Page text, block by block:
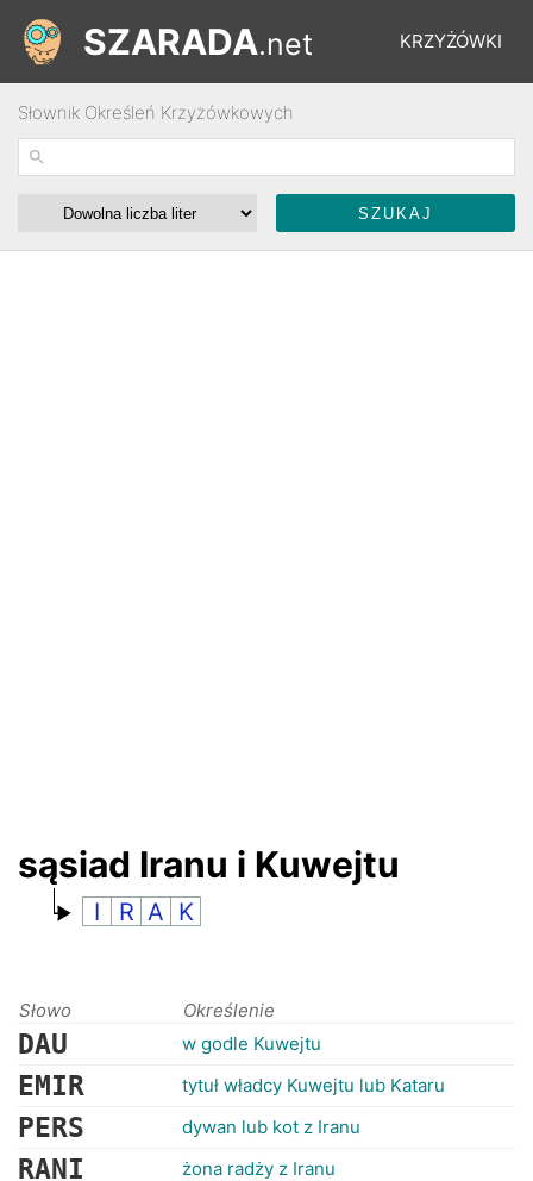
KRZYŻÓWKI
ŁAMIGŁÓWKI
SZARADA.net
Słownik Określeń Krzyżówkowych
sąsiad Iranu i Kuwejtu
I R A K
Słowo Określenie
DAU w godle Kuwejtu
EMIR tytuł władcy Kuwejtu lub Kataru
PERS dywan lub kot z Iranu
RANI żona radży z Iranu